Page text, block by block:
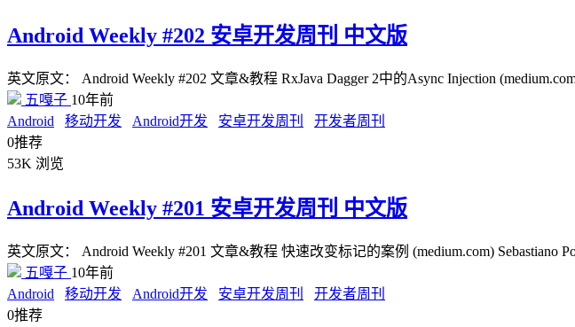
Android Weekly #202 安卓开发周刊 中文版
英文原文： Android Weekly #202 文章&教程 RxJava Dagger 2中的Async Injection
五嘎子 10年前
Android
移动开发 Android开发 安卓开发周刊
开发者周刊
0推荐
53K 浏览
Android Weekly #201 安卓开发周刊 中文版
英文原文： Android Weekly #201 文章&教程 快速改变标记的案例 (medium.com) Sebastiano
五嘎子 10年前
Android
移动开发 Android开发 安卓开发周刊
开发者周刊
0推荐